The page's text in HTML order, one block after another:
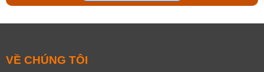
VỀ CHÚNG TÔI